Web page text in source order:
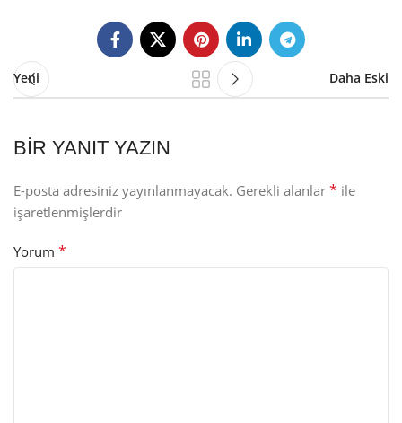
Yeni Daha Eski
BIR YANIT YAZIN
E-posta adresiniz yayınlanmayacak. Gerekli alanlar * ile
işaretlenmişlerdir
Yorum *